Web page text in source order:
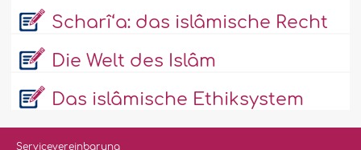
Scharî‘a: das islâmische Recht
Die Welt des Islâm
Das islâmische Ethiksystem
Servicevereinbarung